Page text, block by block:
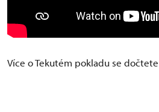
Více o Tekutém pokladu se dočtete